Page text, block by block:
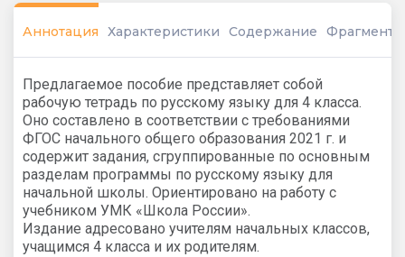
Аннотация Характеристики Содержание Фрагмент
Предлагаемое пособие представляет собой
рабочую тетрадь по русскому языку для 4 класса.
Оно составлено в соответствии с требованиями
ФГОС начального общего образования 2021 г. и
содержит задания, сгруппированные по основным
разделам программы по русскому языку для
начальной школы. Ориентировано на работу с
учебником УМК «Школа России».
Издание адресовано учителям начальных классов,
учащимся 4 класса и их родителям.